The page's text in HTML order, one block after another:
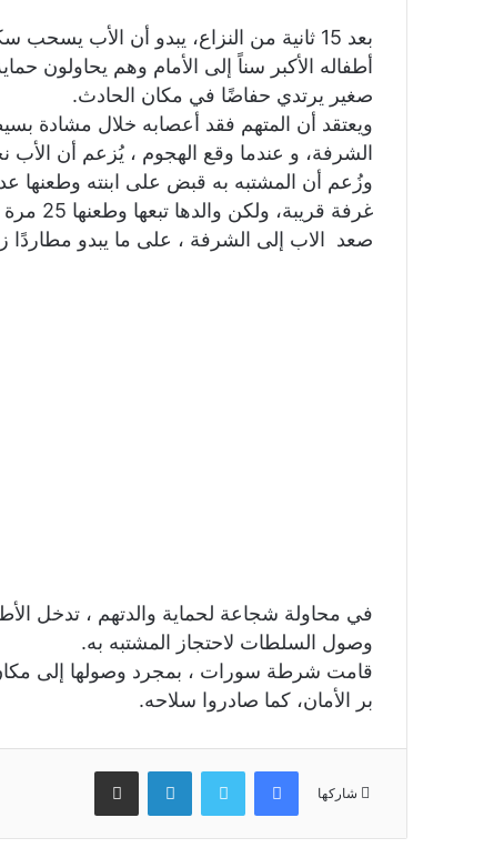
بعد 15 ثانية من النزاع، يبدو أن الأب
أطفاله الأكبر سناً إلى الأمام وهم يحاولون
صغير يرتدي حفاضًا في مكان الحادث.
ويعتقد أن المتهم فقد أعصابه خلال مشادة
الشرفة، و عندما وقع الهجوم ، يُزعم أن
وزُعم أن المشتبه به قبض على ابنته
غرفة
صعد الاب إلى الشرفة ، على ما يبدو مطاردًا
في محاولة شجاعة لحماية والدتهم ، تدخل
وصول السلطات لاحتجاز المشتبه به.
قامت شرطة سورات ، بمجرد وصولها إلى مكان
بر الأمان، كما صادروا سلاحه.
شاركها
فيسبوك تويتر لينكدإن مشاركة عبر البريد